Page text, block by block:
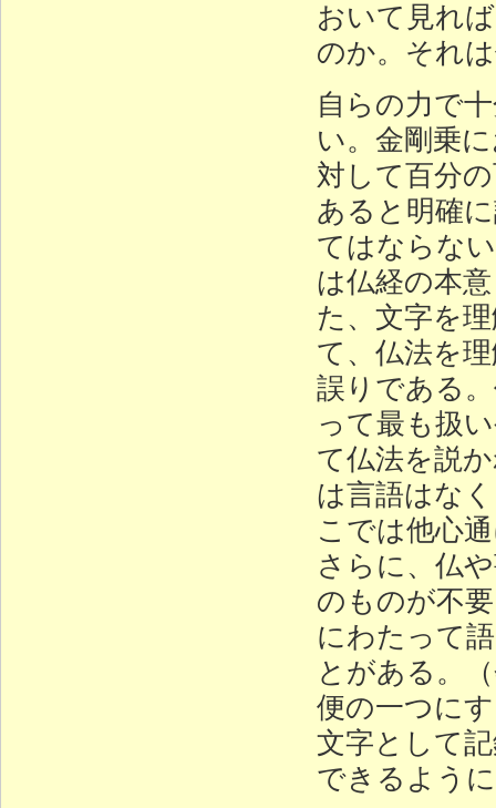
おいて見れ
のか。それ
自らの力で
い。金剛乗
対して百分
あると明確
てはならな
は仏経の本
た、文字を
て、仏法を
誤りである
って最も扱
て仏法を説
は言語はな
こでは他心
さらに、仏
のものが不
にわたって
とがある。
便の一つに
文字として
できるよう